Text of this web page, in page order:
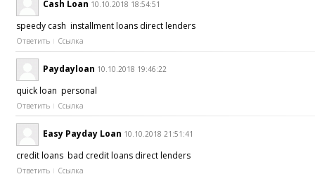
Cash Loan 10.10.2018 18:54:51
speedy cash installment loans direct lenders
Ответить Ссылка
Paydayloan 10.10.2018 19:46:22
quick loan personal
Ответить Ссылка
Easy Payday Loan 10.10.2018 21:51:41
credit loans bad credit loans direct lenders
Ответить Ссылка